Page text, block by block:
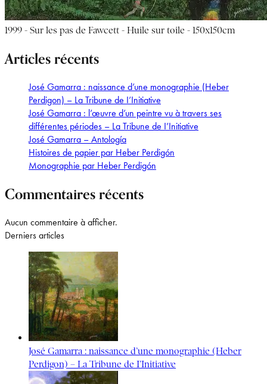
1999 - Sur les pas de Fawcett - Huile sur toile - 150x150cm
Articles récents
José Gamarra : naissance d’une monographie (Heber
Perdigon) – La Tribune de I’Initiative
José Gamarra : l’œuvre d’un peintre vu à travers ses
différentes périodes – La Tribune de I’Initiative
José Gamarra – Antología
Histoires de papier par Heber Perdigón
Monographie par Heber Perdigón
Commentaires récents
Aucun commentaire à afficher.
Derniers articles
José Gamarra : naissance d’une monographie (Heber
Perdigon) – La Tribune de I’Initiative